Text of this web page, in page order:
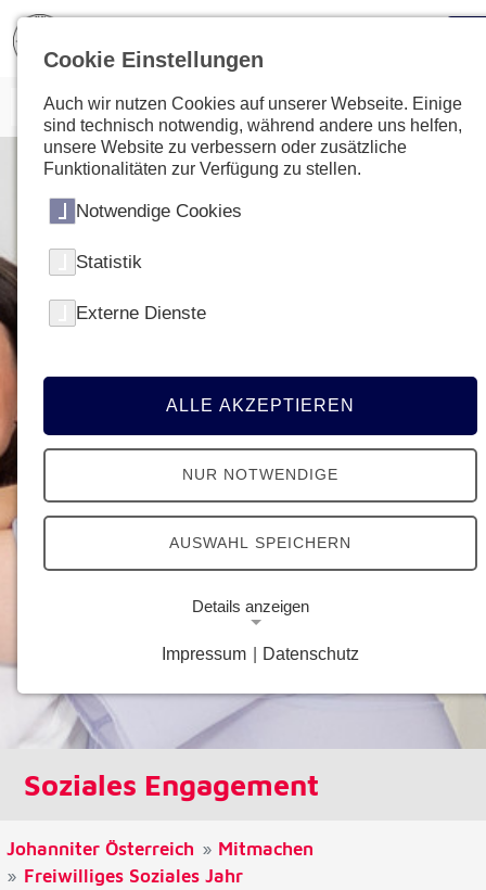
Soziales Engagement
Johanniter Österreich
Mitmachen
Freiwilliges Soziales Jahr
Cookie Einstellungen
Auch wir nutzen Cookies auf unserer Webseite. Einige
sind technisch notwendig, während andere uns helfen,
unsere Website zu verbessern oder zusätzliche
Funktionalitäten zur Verfügung zu stellen.
Notwendige Cookies
Statistik
Externe Dienste
ALLE AKZEPTIEREN
NUR NOTWENDIGE
AUSWAHL SPEICHERN
Details anzeigen
Notwendige Cookies ermöglichen grundlegende
Funktionen und sind für die einwandfreie Funktion
der Website erforderlich.
Google Analytics Opt-Out-Cookie
Name:
Impressum Datenschutz